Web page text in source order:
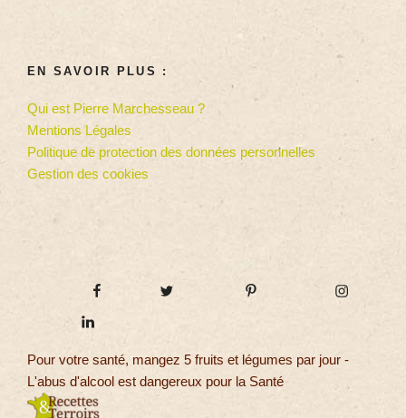
EN SAVOIR PLUS :
Qui est Pierre Marchesseau ?
Mentions Légales
Politique de protection des données personnelles
Gestion des cookies
Pour votre santé, mangez 5 fruits et légumes par jour -
L'abus d'alcool est dangereux pour la Santé